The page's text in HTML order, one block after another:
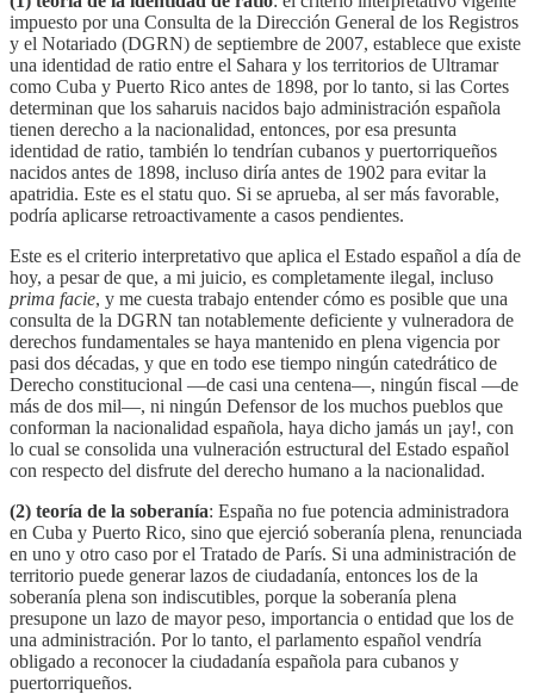
impuesto por una Consulta de la Dirección General de los Registros
y el Notariado (DGRN) de septiembre de 2007, establece que existe
una identidad de ratio entre el Sahara y los territorios de Ultramar
como Cuba y Puerto Rico antes de 1898, por lo tanto, si las Cortes
determinan que los saharuis nacidos bajo administración española
tienen derecho a la nacionalidad, entonces, por esa presunta
identidad de ratio, también lo tendrían cubanos y puertorriqueños
nacidos antes de 1898, incluso diría antes de 1902 para evitar la
apatridia. Este es el statu quo. Si se aprueba, al ser más favorable,
podría aplicarse retroactivamente a casos pendientes.
Este es el criterio interpretativo que aplica el Estado español a día de
hoy, a pesar de que, a mi juicio, es completamente ilegal, incluso
prima facie, y me cuesta trabajo entender cómo es posible que una
consulta de la DGRN tan notablemente deficiente y vulneradora de
derechos fundamentales se haya mantenido en plena vigencia por
pasi dos décadas, y que en todo ese tiempo ningún catedrático de
Derecho constitucional —de casi una centena—, ningún fiscal —de
más de dos mil—, ni ningún Defensor de los muchos pueblos que
conforman la nacionalidad española, haya dicho jamás un ¡ay!, con
lo cual se consolida una vulneración estructural del Estado español
con respecto del disfrute del derecho humano a la nacionalidad.
(2) teoría de la soberanía: España no fue potencia administradora
en Cuba y Puerto Rico, sino que ejerció soberanía plena, renunciada
en uno y otro caso por el Tratado de París. Si una administración de
territorio puede generar lazos de ciudadanía, entonces los de la
soberanía plena son indiscutibles, porque la soberanía plena
presupone un lazo de mayor peso, importancia o entidad que los de
una administración. Por lo tanto, el parlamento español vendría
obligado a reconocer la ciudadanía española para cubanos y
puertorriqueños.